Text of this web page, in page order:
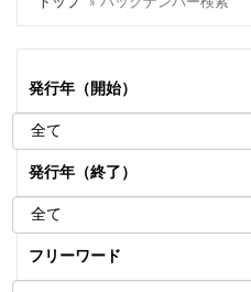
発行年（開始）
発行年（終了）
フリーワード